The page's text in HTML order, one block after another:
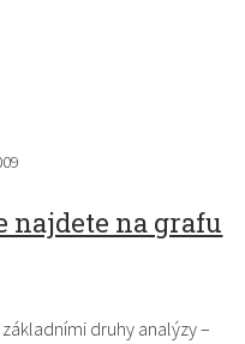
najdete na grafu
druhy analýzy –